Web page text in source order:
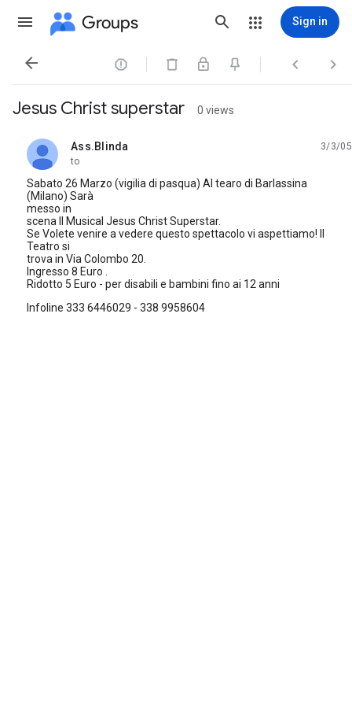
Groups Sign in
   
Jesus Christ superstar 0 views
Ass.Blinda
unread,
3/3/05
to
Sabato 26 Marzo (vigilia di pasqua) Al tearo di Barlassina
(Milano) Sarà
messo in
scena Il Musical Jesus Christ Superstar.
Se Volete venire a vedere questo spettacolo vi aspettiamo! Il
Teatro si
trova in Via Colombo 20.
Ingresso 8 Euro .
Ridotto 5 Euro - per disabili e bambini fino ai 12 anni
Infoline 333 6446029 - 338 9958604